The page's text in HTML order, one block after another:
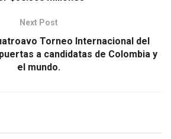
Next Post
Torneo Internacional del
a candidatas de Colombia y
el mundo.